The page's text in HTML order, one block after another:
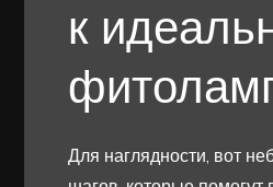
к
Для наглядности, вот